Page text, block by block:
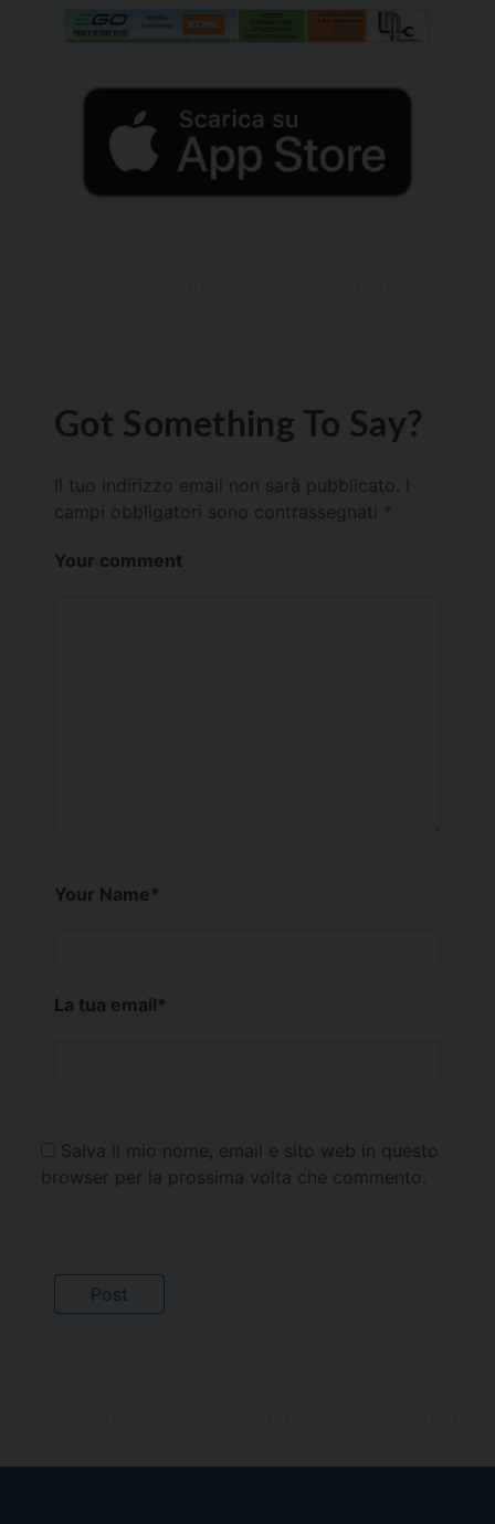
Got Something To Say?
Il tuo indirizzo email non sarà pubblicato.
campi obbligatori sono contrassegnati *
Your comment
Your Name*
La tua email*
Salva il mio nome, email e sito web in questo
browser per la prossima volta che commento.